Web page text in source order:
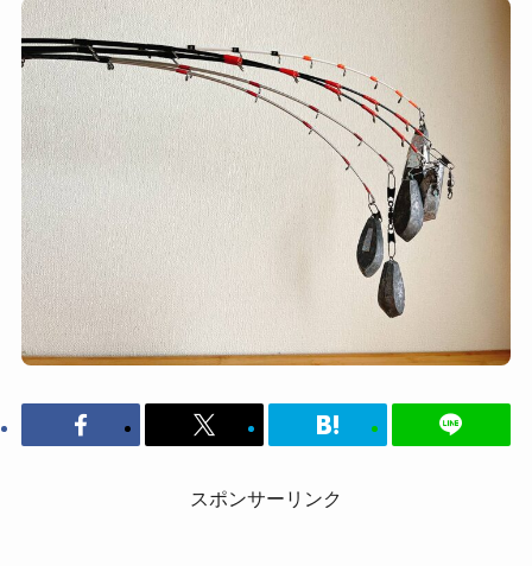
スポンサーリンク